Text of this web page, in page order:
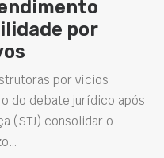
e especiais
das
novas
civil
reduzir
e melhorar o
cada vez mais